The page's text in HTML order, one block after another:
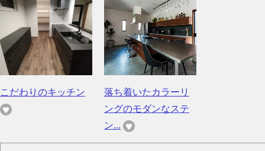
こだわりのキッチン
落ち着いたカラーリ
ングのモダンなステ
ン...